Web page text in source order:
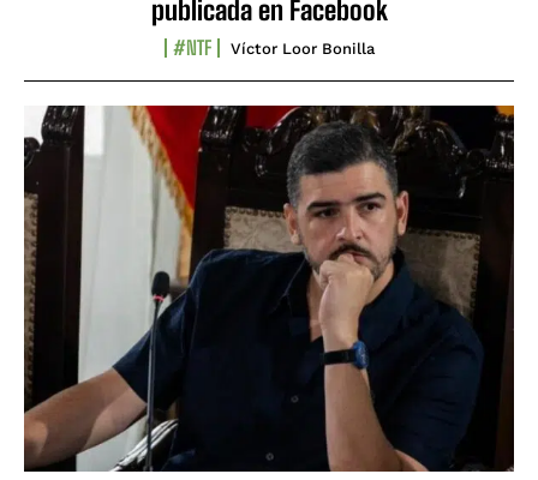
publicada en Facebook
#NTF Víctor Loor Bonilla